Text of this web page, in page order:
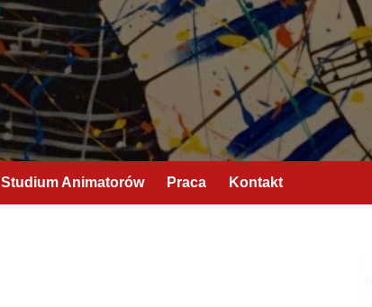
Studium Animatorów Praca Kontakt